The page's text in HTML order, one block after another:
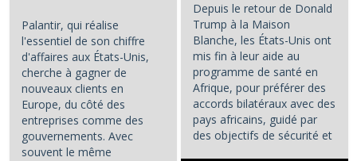
Depuis le retour de Donald
Trump à la Maison
Blanche, les États-Unis ont
mis fin à leur aide au
programme de santé en
Afrique, pour préférer des
accords bilatéraux avec des
pays africains, guidé par
des objectifs de sécurité et
Palantir, qui réalise
l'essentiel de son chiffre
d'affaires aux États-Unis,
cherche à gagner de
nouveaux clients en
Europe, du côté des
entreprises comme des
gouvernements. Avec
souvent le même